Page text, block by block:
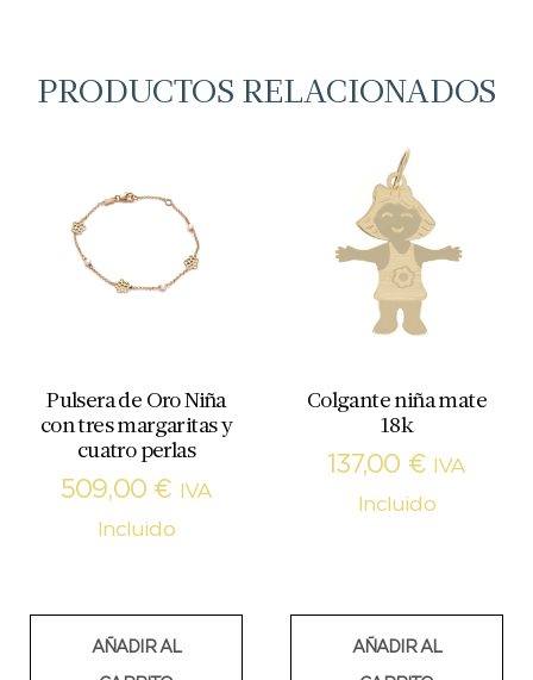
PRODUCTOS RELACIONADOS
Pulsera de Oro Niña
con tres margaritas y
cuatro perlas
509,00 €
IVA
Incluido
AÑADIR AL
Colgante niña mate
18k
137,00 €
IVA
Incluido
AÑADIR AL